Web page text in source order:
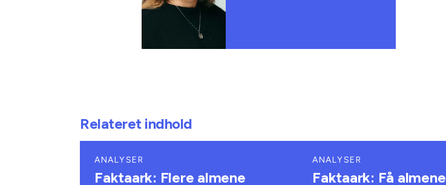
Relateret indhold
ANALYSER
Faktaark: Flere almene
ANALYSER
Faktaark: Få almene